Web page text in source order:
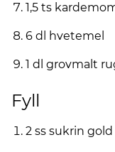
1,5 ts
6 dl hvetemel
1 dl grovmalt
Fyll
2 ss sukrin gold